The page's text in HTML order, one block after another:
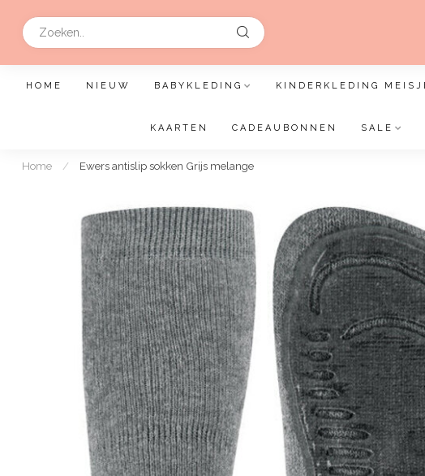
HOME NIEUW BABYKLEDING KINDERKLEDING
KAARTEN CADEAUBONNEN SALE
Home / Ewers antislip sokken Grijs melange